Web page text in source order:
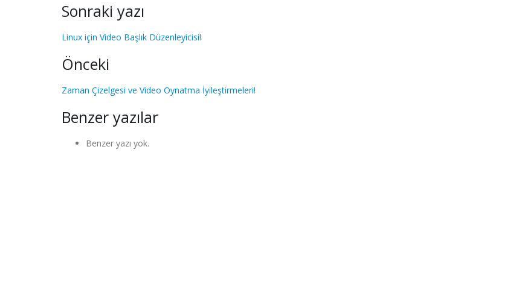
Sonraki yazı
Linux için Video Başlık Düzenleyicisi!
Önceki
Zaman Çizelgesi ve Video Oynatma İyileştirmeleri!
Benzer yazılar
Benzer yazı yok.